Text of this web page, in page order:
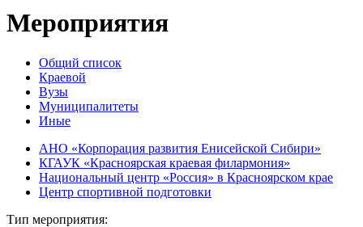
Мероприятия
Общий список
Краевой
Вузы
Муниципалитеты
Иные
АНО «Корпорация развития Енисейской Сибири»
КГАУК «Красноярская краевая филармония»
Национальный центр «Россия» в Красноярском крае
Центр спортивной подготовки
Тип мероприятия: